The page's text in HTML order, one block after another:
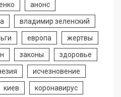
анонс
владимир зеленский
европа жертвы
законы здоровье
исчезновение
киев коронавирус